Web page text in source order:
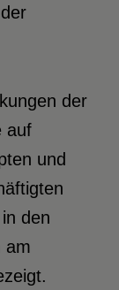
der
auf
und
den
am